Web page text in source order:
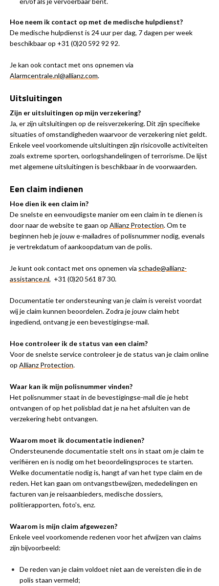
Hoe neem ik contact op met de medische hulpdienst?
De medische hulpdienst is 24 uur per dag, 7 dagen per week
beschikbaar op +31 (0)20 592 92 92.
Je kan ook contact met ons opnemen via
Alarmcentrale.nl@allianz.com.
Uitsluitingen
Zijn er uitsluitingen op mijn verzekering?
Ja, er zijn uitsluitingen op de reisverzekering. Dit zijn specifieke
situaties of omstandigheden waarvoor de verzekering niet geldt.
Enkele veel voorkomende uitsluitingen zijn risicovolle activiteiten
zoals extreme sporten, oorlogshandelingen of terrorisme. De lijst
met algemene uitsluitingen is beschikbaar in de voorwaarden.
Een claim indienen
Hoe dien ik een claim in?
De snelste en eenvoudigste manier om een claim in te dienen is
door naar de website te gaan op Allianz Protection. Om te
beginnen heb je jouw e-mailadres of polisnummer nodig, evenals
je vertrekdatum of aankoopdatum van de polis.
Je kunt ook contact met ons opnemen via schade@allianz-
assistance.nl, +31 (0)20 561 87 30.
Documentatie ter ondersteuning van je claim is vereist voordat
wij je claim kunnen beoordelen. Zodra je jouw claim hebt
ingediend, ontvang je een bevestigingse-mail.
Hoe controleer ik de status van een claim?
Voor de snelste service controleer je de status van je claim online
op Allianz Protection.
Waar kan ik mijn polisnummer vinden?
Het polisnummer staat in de bevestigingse-mail die je hebt
ontvangen of op het polisblad dat je na het afsluiten van de
verzekering hebt ontvangen.
Waarom moet ik documentatie indienen?
Ondersteunende documentatie stelt ons in staat om je claim te
verifiëren en is nodig om het beoordelingsproces te starten.
Welke documentatie nodig is, hangt af van het type claim en de
reden. Het kan gaan om ontvangstbewijzen, mededelingen en
facturen van je reisaanbieders, medische dossiers,
politierapporten, foto's, enz.
Waarom is mijn claim afgewezen?
Enkele veel voorkomende redenen voor het afwijzen van claims
zijn bijvoorbeeld:
De reden van je claim voldoet niet aan de vereisten die in de
polis staan vermeld;